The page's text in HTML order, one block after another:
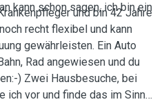
kann schon sagen, ich bin ein
und bin 42 Jahre
recht flexibel und kann
gewährleisten. Ein Auto
Rad angewiesen und du
) Zwei Hausbesuche, bei
ich vor und finde das im Sinne